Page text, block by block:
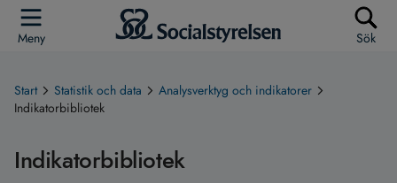
Meny Sök
Start Statistik och data
Analysverktyg och indikatorer
Indikatorbibliotek
Indikatorbibliotek